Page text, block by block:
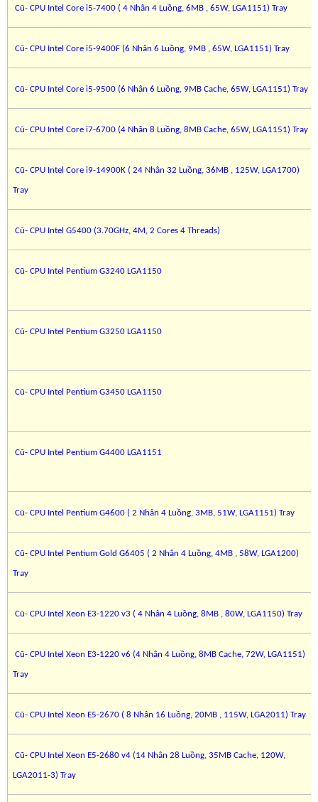
Cũ- CPU Intel Core i5-7400 ( 4 Nhân 4 Luồng, 6MB , 65W, LGA1151) Tray
Cũ- CPU Intel Core i5-9400F (6 Nhân 6 Luồng, 9MB , 65W, LGA1151) Tray
Cũ- CPU Intel Core i5-9500 (6 Nhân 6 Luồng, 9MB Cache, 65W, LGA1151) Tray
Cũ- CPU Intel Core i7-6700 (4 Nhân 8 Luồng, 8MB Cache, 65W, LGA1151) Tray
Cũ- CPU Intel Core i9-14900K ( 24 Nhân 32 Luồng, 36MB , 125W, LGA1700)
Tray
Cũ- CPU Intel G5400 (3.70GHz, 4M, 2 Cores 4 Threads)
Cũ- CPU Intel Pentium G3240 LGA1150
Cũ- CPU Intel Pentium G3250 LGA1150
Cũ- CPU Intel Pentium G3450 LGA1150
Cũ- CPU Intel Pentium G4400 LGA1151
Cũ- CPU Intel Pentium G4600 ( 2 Nhân 4 Luồng, 3MB, 51W, LGA1151) Tray
Cũ- CPU Intel Pentium Gold G6405 ( 2 Nhân 4 Luồng, 4MB , 58W, LGA1200)
Tray
Cũ- CPU Intel Xeon E3-1220 v3 ( 4 Nhân 4 Luồng, 8MB , 80W, LGA1150) Tray
Cũ- CPU Intel Xeon E3-1220 v6 (4 Nhân 4 Luồng, 8MB Cache, 72W, LGA1151)
Tray
Cũ- CPU Intel Xeon E5-2670 ( 8 Nhân 16 Luồng, 20MB , 115W, LGA2011) Tray
Cũ- CPU Intel Xeon E5-2680 v4 (14 Nhân 28 Luồng, 35MB Cache, 120W,
LGA2011-3) Tray